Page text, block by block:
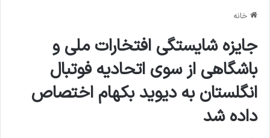
خانه
جایزه شایستگی افتخارات ملی و
باشگاهی از سوی اتحادیه فوتبال
انگلستان به دیوید بکهام اختصاص
داده شد